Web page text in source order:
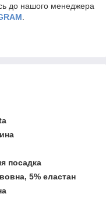
до нашого менеджера
посадка
5% еластан